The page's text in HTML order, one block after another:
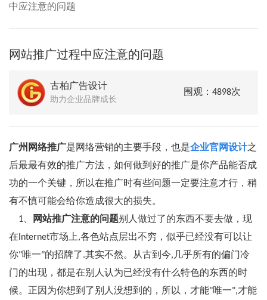
中应注意的问题
网站推广过程中应注意的问题
古柏广告设计
助力企业品牌成长
围观：4898次
广州网络推广是网络营销的主要手段，也是企业官网设计之
后最最有效的推广方法，如何做到好的推广是你产品能否成
功的一个关键，所以在推广时有些问题一定要注意才行，稍
有不慎可能会给你造成很大的损失。
1、
网站推广注意的问题别人做过了的东西不要去做，现
在Internet市场上,各色站点层出不穷，似乎已经没有可以让
你"唯一"的招牌了.其实不然。从古到今,几乎所有的偏门冷
门的出现，都是在别人认为已经没有什么特色的东西的时
候。正因为你想到了别人没想到的，所以，才能"唯一",才能